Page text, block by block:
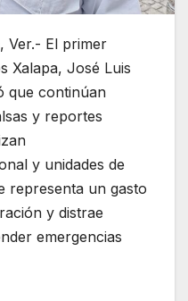
Ver.- El primer
Xalapa, José Luis
que continúan
y reportes
y unidades de
representa un gasto
y distrae
emergencias